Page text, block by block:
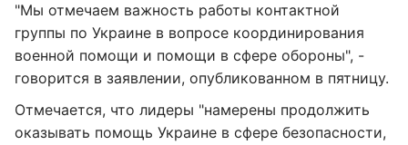
"Мы отмечаем важность работы контактной
группы по Украине в вопросе координирования
военной помощи и помощи в сфере обороны", -
говорится в заявлении, опубликованном в пятницу.
Отмечается, что лидеры "намерены продолжить
оказывать помощь Украине в сфере безопасности,